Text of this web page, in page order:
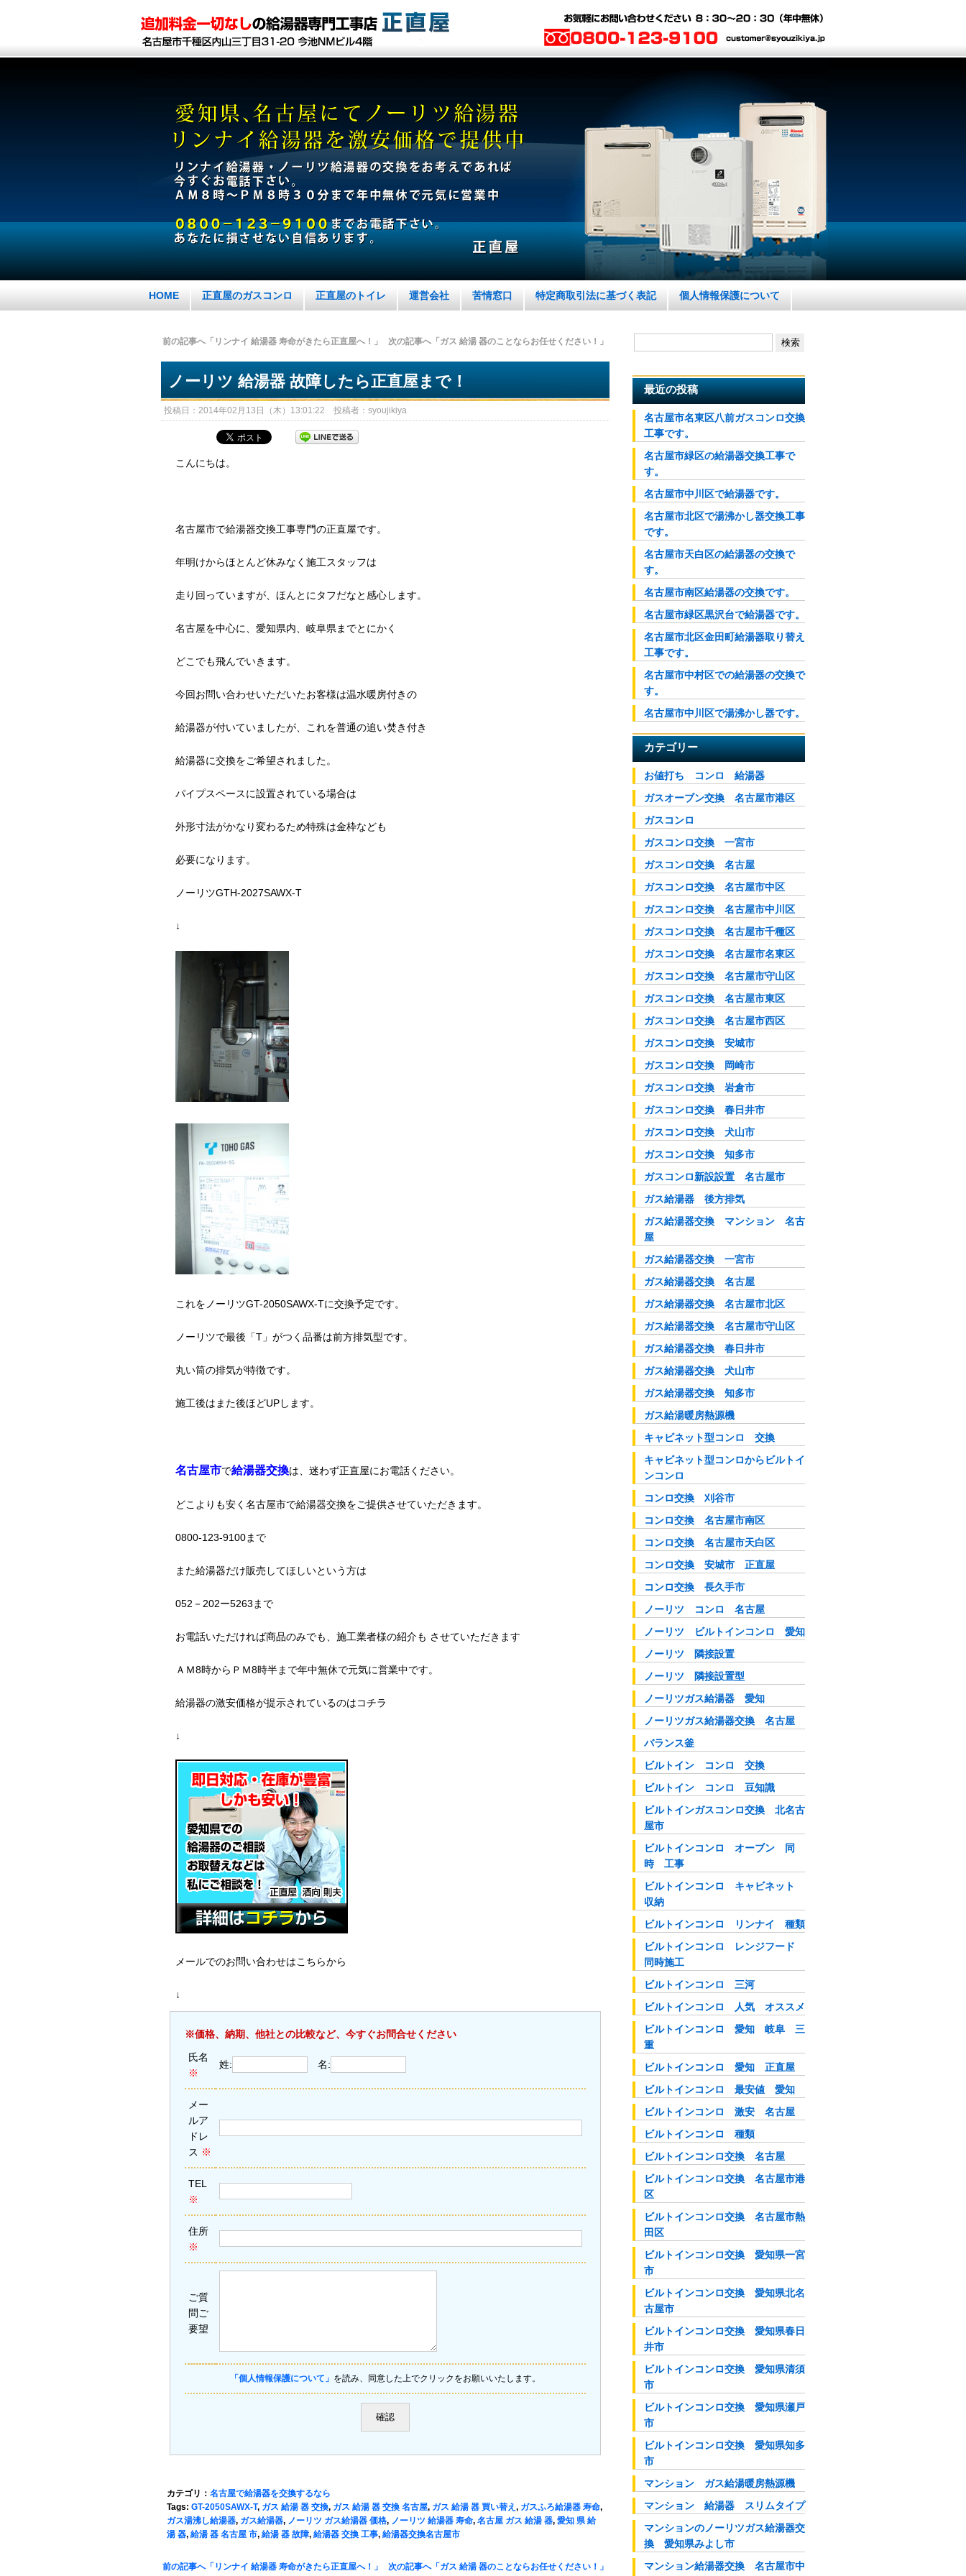
HOME 正直屋のガスコンロ 正直屋のトイレ 運営会社 苦情窓口 特定商取引法に基づく表記 個人情報保護について
前の記事へ「リンナイ 給湯器 寿命がきたら正直屋へ！」 次の記事へ「ガス 給湯 器のことならお任せください！」
ノーリツ 給湯器 故障したら正直屋まで！
投稿日：2014年02月13日（木）13:01:22 投稿者：syoujikiya
こんにちは。
名古屋市で給湯器交換工事専門の正直屋です。
年明けからほとんど休みなく施工スタッフは
走り回っていますが、ほんとにタフだなと感心します。
名古屋を中心に、愛知県内、岐阜県までとにかく
どこでも飛んでいきます。
今回お問い合わせいただいたお客様は温水暖房付きの
給湯器が付いていましたが、これを普通の追い焚き付き
給湯器に交換をご希望されました。
パイプスペースに設置されている場合は
外形寸法がかなり変わるため特殊は金枠なども
必要になります。
ノーリツGTH-2027SAWX-T
↓
これをノーリツGT-2050SAWX-Tに交換予定です。
ノーリツで最後「T」がつく品番は前方排気型です。
丸い筒の排気が特徴です。
施工後はまた後ほどUPします。
名古屋市で給湯器交換は、迷わず正直屋にお電話ください。
どこよりも安く名古屋市で給湯器交換をご提供させていただきます。
0800-123-9100まで
また給湯器だけ販売してほしいという方は
052－202ー5263まで
お電話いただければ商品のみでも、施工業者様の紹介も させていただきます
ＡＭ8時からＰＭ8時半まで年中無休で元気に営業中です。
給湯器の激安価格が提示されているのはコチラ
↓
メールでのお問い合わせはこちらから
↓
※価格、納期、他社との比較など、今すぐお問合せください
氏名
※
姓: 名:
メー
ルア
ドレ
ス ※
TEL
※
住所
※
ご質
問ご
要望
「個人情報保護について」 を読み、同意した上でクリックをお願いいたします。
カテゴリ： 名古屋で給湯器を交換するなら
Tags: GT-2050SAWX-T, ガス 給湯 器 交換, ガス 給湯 器 交換 名古屋, ガス 給湯 器 買い替え , ガスふろ給湯器 寿命,
ガス湯沸し給湯器, ガス給湯器, ノーリツ ガス給湯器 価格, ノーリツ 給湯器 寿命, 名古屋 ガス 給湯 器, 愛知 県 給
湯 器, 給湯 器 名古屋 市, 給湯 器 故障, 給湯器 交換 工事, 給湯器交換名古屋市
前の記事へ「リンナイ 給湯器 寿命がきたら正直屋へ！」 次の記事へ「ガス 給湯 器のことならお任せください！」
最近の投稿
名古屋市名東区八前ガスコンロ交換
工事です。
名古屋市緑区の給湯器交換工事で
す。
名古屋市中川区で給湯器です。
名古屋市北区で湯沸かし器交換工事
です。
名古屋市天白区の給湯器の交換で
す。
名古屋市南区給湯器の交換です。
名古屋市緑区黒沢台で給湯器です。
名古屋市北区金田町給湯器取り替え
工事です。
名古屋市中村区での給湯器の交換で
す。
名古屋市中川区で湯沸かし器です。
カテゴリー
お値打ち コンロ 給湯器
ガスオーブン交換 名古屋市港区
ガスコンロ
ガスコンロ交換 一宮市
ガスコンロ交換 名古屋
ガスコンロ交換 名古屋市中区
ガスコンロ交換 名古屋市中川区
ガスコンロ交換 名古屋市千種区
ガスコンロ交換 名古屋市名東区
ガスコンロ交換 名古屋市守山区
ガスコンロ交換 名古屋市東区
ガスコンロ交換 名古屋市西区
ガスコンロ交換 安城市
ガスコンロ交換 岡崎市
ガスコンロ交換 岩倉市
ガスコンロ交換 春日井市
ガスコンロ交換 犬山市
ガスコンロ交換 知多市
ガスコンロ新設設置 名古屋市
ガス給湯器 後方排気
ガス給湯器交換 マンション 名古
屋
ガス給湯器交換 一宮市
ガス給湯器交換 名古屋
ガス給湯器交換 名古屋市北区
ガス給湯器交換 名古屋市守山区
ガス給湯器交換 春日井市
ガス給湯器交換 犬山市
ガス給湯器交換 知多市
ガス給湯暖房熱源機
キャビネット型コンロ 交換
キャビネット型コンロからビルトイ
ンコンロ
コンロ交換 刈谷市
コンロ交換 名古屋市南区
コンロ交換 名古屋市天白区
コンロ交換 安城市 正直屋
コンロ交換 長久手市
ノーリツ コンロ 名古屋
ノーリツ ビルトインコンロ 愛知
ノーリツ 隣接設置
ノーリツ 隣接設置型
ノーリツガス給湯器 愛知
ノーリツガス給湯器交換 名古屋
バランス釜
ビルトイン コンロ 交換
ビルトイン コンロ 豆知識
ビルトインガスコンロ交換 北名古
屋市
ビルトインコンロ オーブン 同
時 工事
ビルトインコンロ キャビネット
収納
ビルトインコンロ リンナイ 種類
ビルトインコンロ レンジフード
同時施工
ビルトインコンロ 三河
ビルトインコンロ 人気 オススメ
ビルトインコンロ 愛知 岐阜 三
重
ビルトインコンロ 愛知 正直屋
ビルトインコンロ 最安値 愛知
ビルトインコンロ 激安 名古屋
ビルトインコンロ 種類
ビルトインコンロ交換 名古屋
ビルトインコンロ交換 名古屋市港
区
ビルトインコンロ交換 名古屋市熱
田区
ビルトインコンロ交換 愛知県一宮
市
ビルトインコンロ交換 愛知県北名
古屋市
ビルトインコンロ交換 愛知県春日
井市
ビルトインコンロ交換 愛知県清須
市
ビルトインコンロ交換 愛知県瀬戸
市
ビルトインコンロ交換 愛知県知多
市
マンション ガス給湯暖房熱源機
マンション 給湯器 スリムタイプ
マンションのノーリツガス給湯器交
換 愛知県みよし市
マンション給湯器交換 名古屋市中